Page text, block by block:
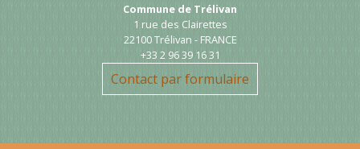
Commune de Trélivan
1 rue des Clairettes
22100 Trélivan - FRANCE
+33 2 96 39 16 31
Contact par formulaire